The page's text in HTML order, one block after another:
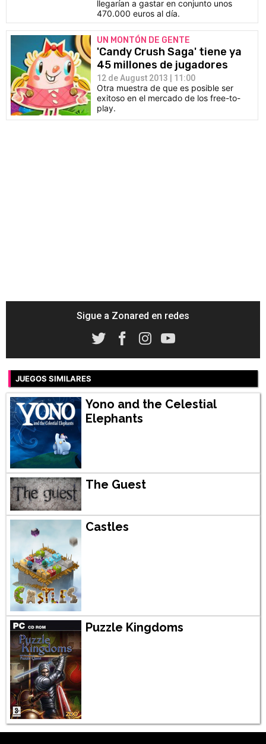
llegarían a gastar en conjunto unos
470.000 euros al día.
UN MONTÓN DE GENTE
'Candy Crush Saga' tiene ya
45 millones de jugadores
12 de August 2013 | 11:00
Otra muestra de que es posible ser
exitoso en el mercado de los free-to-
play.
Sigue a Zonared en redes
JUEGOS SIMILARES
Yono and the Celestial
Elephants
The Guest
Castles
Puzzle Kingdoms